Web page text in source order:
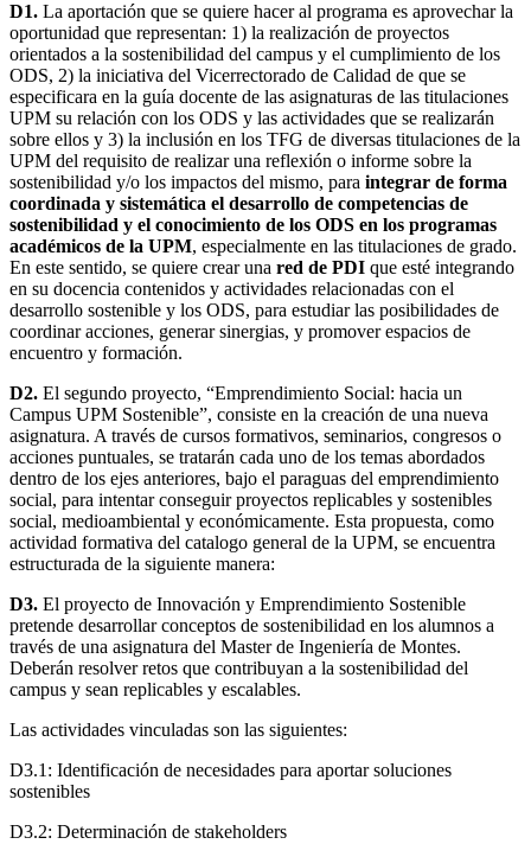
D1. La aportación que se quiere hacer al programa es aprovechar la
oportunidad que representan: 1) la realización de proyectos
orientados a la sostenibilidad del campus y el cumplimiento de los
ODS, 2) la iniciativa del Vicerrectorado de Calidad de que se
especificara en la guía docente de las asignaturas de las titulaciones
UPM su relación con los ODS y las actividades que se realizarán
sobre ellos y 3) la inclusión en los TFG de diversas titulaciones de la
UPM del requisito de realizar una reflexión o informe sobre la
sostenibilidad y/o los impactos del mismo, para integrar de forma
coordinada y sistemática el desarrollo de competencias de
sostenibilidad y el conocimiento de los ODS en los programas
académicos de la UPM, especialmente en las titulaciones de grado.
En este sentido, se quiere crear una red de PDI que esté integrando
en su docencia contenidos y actividades relacionadas con el
desarrollo sostenible y los ODS, para estudiar las posibilidades de
coordinar acciones, generar sinergias, y promover espacios de
encuentro y formación.
D2. El segundo proyecto, “Emprendimiento Social: hacia un
Campus UPM Sostenible”, consiste en la creación de una nueva
asignatura. A través de cursos formativos, seminarios, congresos o
acciones puntuales, se tratarán cada uno de los temas abordados
dentro de los ejes anteriores, bajo el paraguas del emprendimiento
social, para intentar conseguir proyectos replicables y sostenibles
social, medioambiental y económicamente. Esta propuesta, como
actividad formativa del catalogo general de la UPM, se encuentra
estructurada de la siguiente manera:
D3. El proyecto de Innovación y Emprendimiento Sostenible
pretende desarrollar conceptos de sostenibilidad en los alumnos a
través de una asignatura del Master de Ingeniería de Montes.
Deberán resolver retos que contribuyan a la sostenibilidad del
campus y sean replicables y escalables.
Las actividades vinculadas son las siguientes:
D3.1: Identificación de necesidades para aportar soluciones
sostenibles
D3.2: Determinación de stakeholders